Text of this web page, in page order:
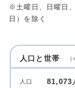
※土曜日、日曜日
日）を除く
人口と世帯
人口 81,073